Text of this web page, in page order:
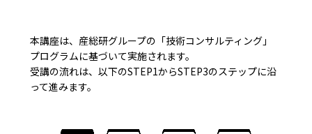
本講座は、産総研グループの「技術コンサルティング」
プログラムに基づいて実施されます。
受講の流れは、以下のSTEP1からSTEP3のステップに沿
って進みます。